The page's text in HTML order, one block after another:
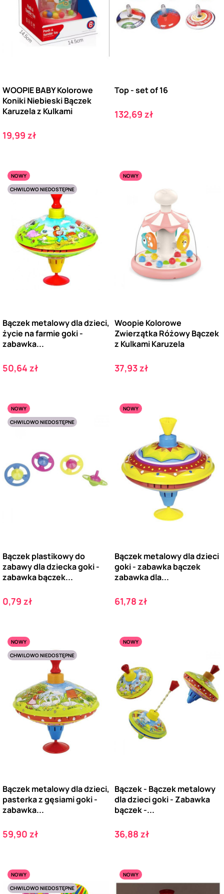
WOOPIE BABY Kolorowe
Koniki Niebieski Bączek
Karuzela z Kulkami
Cena
19,99 zł
Top - set of 16
Cena
132,69 zł
NOWY
CHWILOWO NIEDOSTĘPNE
Bączek metalowy dla dzieci,
życie na farmie goki -
zabawka...
Cena
50,64 zł
NOWY
Woopie Kolorowe
Zwierzątka Różowy Bączek
z Kulkami Karuzela
Cena
37,93 zł
NOWY
CHWILOWO NIEDOSTĘPNE
Bączek plastikowy do
zabawy dla dziecka goki -
zabawka bączek...
Cena
0,79 zł
NOWY
Bączek metalowy dla dzieci
goki - zabawka bączek
zabawka dla...
Cena
61,78 zł
NOWY
CHWILOWO NIEDOSTĘPNE
Bączek metalowy dla dzieci,
pasterka z gęsiami goki -
zabawka...
Cena
59,90 zł
NOWY
Bączek - Bączek metalowy
dla dzieci goki - Zabawka
bączek -...
Cena
36,88 zł
NOWY
CHWILOWO NIEDOSTĘPNE
NOWY